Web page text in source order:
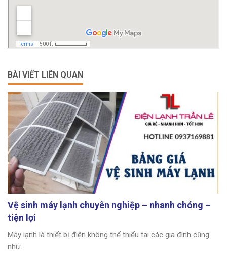
BÀI VIẾT LIÊN QUAN
Vệ sinh máy lạnh chuyên nghiệp – nhanh chóng –
tiện lợi
Máy lạnh là thiết bị điện không thể thiếu tại các gia đình cũng
như...